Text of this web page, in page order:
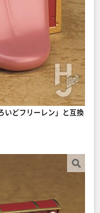
いどフリーレン」と互換